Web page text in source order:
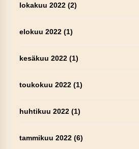
lokakuu 2022(2)
elokuu 2022(1)
kesäkuu 2022(1)
toukokuu 2022(1)
huhtikuu 2022(1)
tammikuu 2022(6)